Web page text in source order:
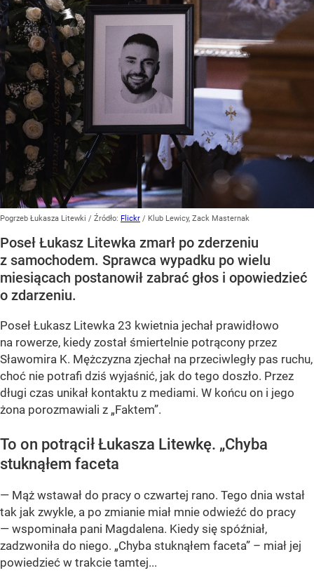
Pogrzeb Łukasza Litewki / Źródło: Flickr / Klub Lewicy, Zack Masternak
Poseł Łukasz Litewka zmarł po zderzeniu
z samochodem. Sprawca wypadku po wielu
miesiącach postanowił zabrać głos i opowiedzieć
o zdarzeniu.
Poseł Łukasz Litewka 23 kwietnia jechał prawidłowo
na rowerze, kiedy został śmiertelnie potrącony przez
Sławomira K. Mężczyzna zjechał na przeciwległy pas ruchu,
choć nie potrafi dziś wyjaśnić, jak do tego doszło. Przez
długi czas unikał kontaktu z mediami. W końcu on i jego
żona porozmawiali z „Faktem”.
To on potrącił Łukasza Litewkę. „Chyba
stuknąłem faceta
— Mąż wstawał do pracy o czwartej rano. Tego dnia wstał
tak jak zwykle, a po zmianie miał mnie odwieźć do pracy
— wspominała pani Magdalena. Kiedy się spóźniał,
zadzwoniła do niego. „Chyba stuknąłem faceta” – miał jej
powiedzieć w trakcie tamtej...